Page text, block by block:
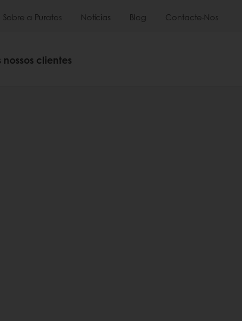
Sobre a Puratos Notícias Blog Contacte-Nos
nossos clientes